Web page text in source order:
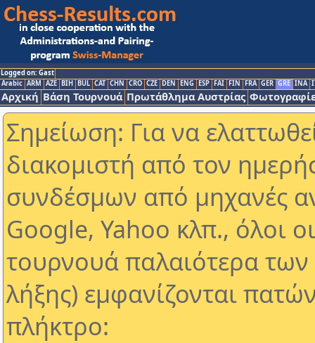
Logged on: Gast
Arabic ARM AZE BIH BUL CAT CHN CRO CZE DEN ENG ESP FAI FIN FRA GER GRE INA
Αρχική Βάση Τουρνουά Πρωτάθλημα Αυστρίας
Σημείωση: Για να
διακομιστή από τον
συνδέσμων από μηχανές
Google, Yahoo κλπ., όλοι
τουρνουά παλαιότερα
λήξης) εμφανίζονται
πλήκτρο: